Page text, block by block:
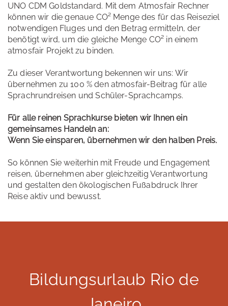
UNO CDM Goldstandard. Mit dem Atmosfair Rechner
können wir die genaue CO² Menge des für das Reiseziel
notwendigen Fluges und den Betrag ermitteln, der
benötigt wird, um die gleiche Menge CO² in einem
atmosfair Projekt zu binden.
Zu dieser Verantwortung bekennen wir uns: Wir
übernehmen zu 100 % den atmosfair-Beitrag für alle
Sprachrundreisen und Schüler-Sprachcamps.
Für alle reinen Sprachkurse bieten wir Ihnen ein
gemeinsames Handeln an:
Wenn Sie einsparen, übernehmen wir den halben Preis.
So können Sie weiterhin mit Freude und Engagement
reisen, übernehmen aber gleichzeitig Verantwortung
und gestalten den ökologischen Fußabdruck Ihrer
Reise aktiv und bewusst.
Bildungsurlaub Rio de